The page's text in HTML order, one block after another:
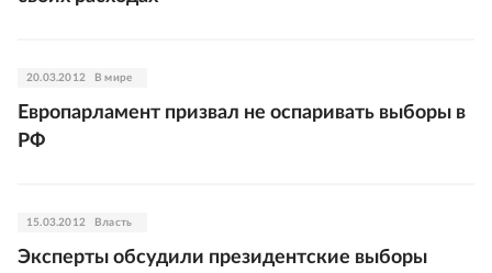
20.03.2012 В мире
Европарламент призвал не оспаривать выборы в
РФ
15.03.2012 Власть
Эксперты обсудили президентские выборы